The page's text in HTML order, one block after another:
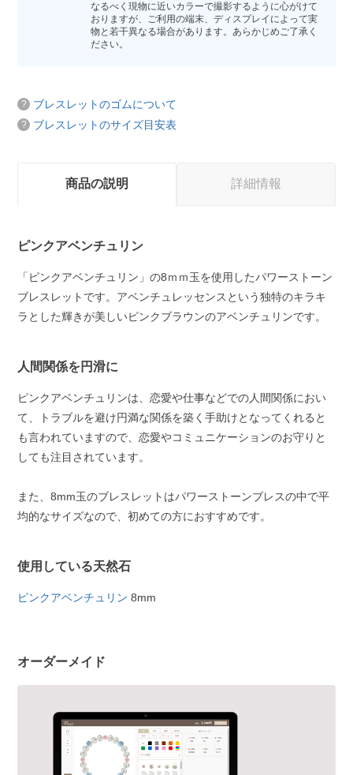
なるべく現物に近いカラーで撮影するように心がけて
おりますが、ご利用の端末、ディスプレイによって実
物と若干異なる場合があります。あらかじめご了承く
ださい。
ブレスレットのゴムについて
ブレスレットのサイズ目安表
商品の説明 詳細情報
ピンクアベンチュリン
「ピンクアベンチュリン」の8ｍｍ玉を使用したパワーストーン
ブレスレットです。アベンチュレッセンスという独特のキラキ
ラとした輝きが美しいピンクブラウンのアベンチュリンです。
人間関係を円滑に
ピンクアベンチュリンは、恋愛や仕事などでの人間関係におい
て、トラブルを避け円満な関係を築く手助けとなってくれると
も言われていますので、恋愛やコミュニケーションのお守りと
しても注目されています。
また、8mm玉のブレスレットはパワーストーンブレスの中で平
均的なサイズなので、初めての方におすすめです。
使用している天然石
ピンクアベンチュリン 8mm
オーダーメイド